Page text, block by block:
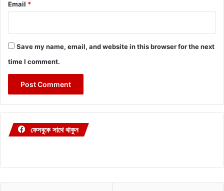
Email *
Save my name, email, and website in this browser for the next
time I comment.
ফেসবুকে সাথে থাকুন